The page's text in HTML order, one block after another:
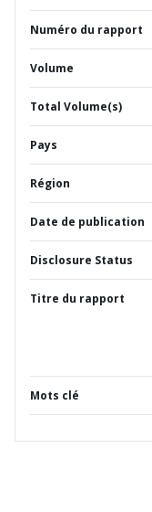
Numéro du rapport
Volume
Total Volume(s)
Pays
Région
Date de publication
Disclosure Status
Titre du rapport
Mots clé